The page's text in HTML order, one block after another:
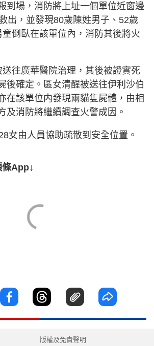
到場，消防將上址一個單位近窗邊
出，並發現80歲陳姓男子、52歲
倒臥在該單位內，消防其後將火
往廣華醫院治理，其後被證實死
後確定。區女清醒被送往伊利沙伯
在該單位内發現兩貓隻屍體，由相
及消防將繼續調查火警成因。
女由人員協助疏散到安全位置。
條App↓
版權及免責聲明